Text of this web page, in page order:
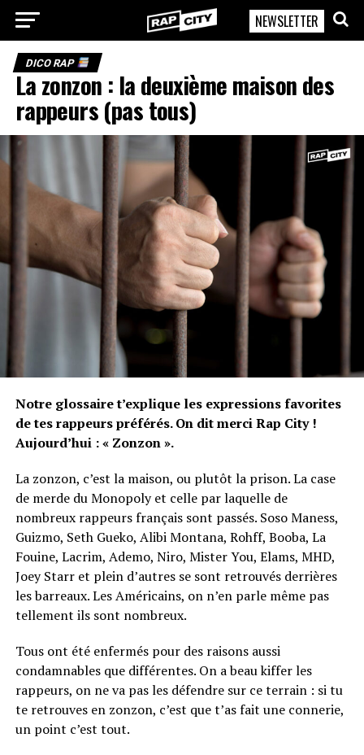
RapCity
NEWSLETTER
DICO RAP
La zonzon : la deuxième maison des
rappeurs (pas tous)
Notre glossaire t’explique les expressions favorites
de tes rappeurs préférés. On dit merci Rap City !
Aujourd’hui : « Zonzon ».
La zonzon, c’est la maison, ou plutôt la prison. La case
de merde du Monopoly et celle par laquelle de
nombreux rappeurs français sont passés. Soso Maness,
Guizmo, Seth Gueko, Alibi Montana, Rohff, Booba, La
Fouine, Lacrim, Ademo, Niro, Mister You, Elams, MHD,
Joey Starr et plein d’autres se sont retrouvés derrières
les barreaux. Les Américains, on n’en parle même pas
tellement ils sont nombreux.
Tous ont été enferméspour des raisons aussi
condamnablesque différentes. On a beau kiffer les
rappeurs, on ne va pas les défendre sur ce terrain : si tu
te retrouvesen zonzon, c’est que t’as fait une connerie,
un point c’est tout.